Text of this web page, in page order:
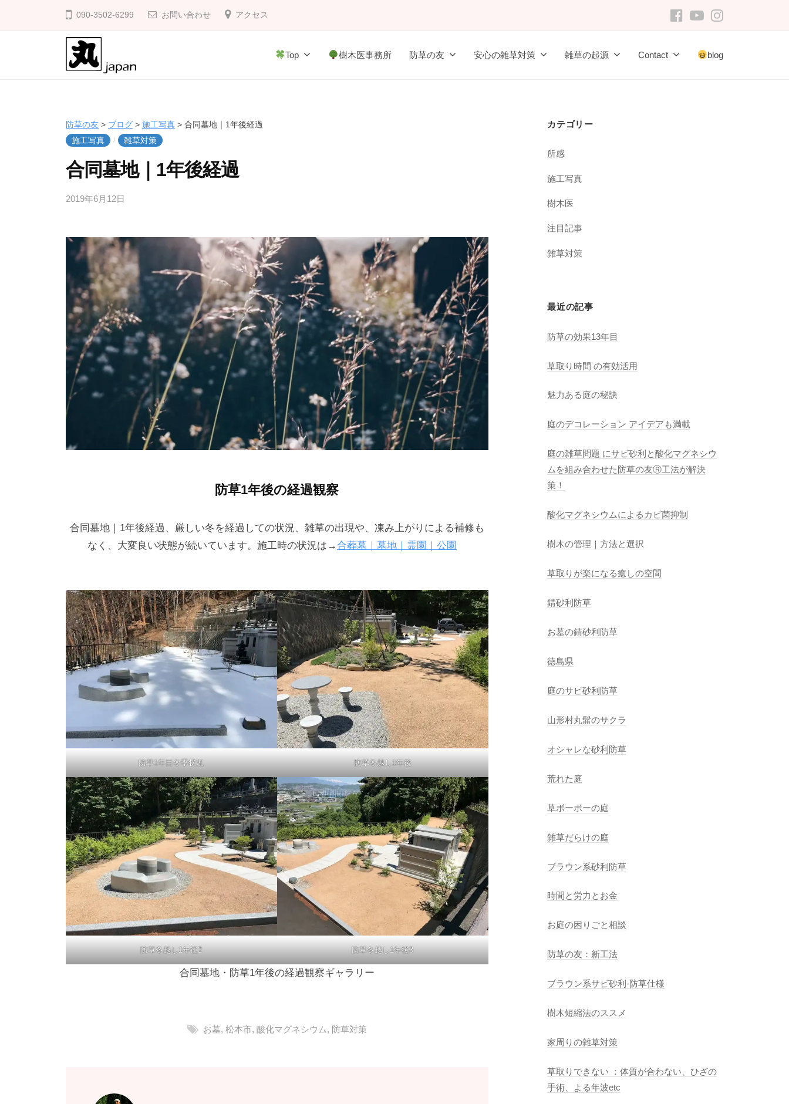
090-3502-6299 お問い合わせ アクセス FB youtubeInstagram
の
友
草
策
防
の
友
Top 樹木医事務所 防草の友 安心の雑草対策 雑草の起源 Contact blog
防草の友 > ブログ > 施工写真 > 合同墓地｜1年後経過
施工写真
/ 雑草対策
合同墓地｜1年後経過
2019年6月12日
a
k
m
a
r
u
7
の
コ
ン
ト
防草1年後の経過観察
合同墓地｜1年後経過、厳しい冬を経過しての状況、雑草の出現や、凍み上がりによる補修も
なく、大変良い状態が続いています。施工時の状況は→合葬墓｜墓地｜霊園｜公園
防草1年目冬季状況 防草冬越し1年後
防草冬越し1年後2 防草冬越し1年後3
合同墓地・防草1年後の経過観察ギャラリー
お墓, 松本市, 酸化マグネシウム, 防草対策
カテゴリー
所感
施工写真
樹木医
注目記事
雑草対策
最近の記事
防草の効果13年目
草取り時間 の有効活用
魅力ある庭の秘訣
庭のデコレーション アイデアも満載
庭の雑草問題 にサビ砂利と酸化マグネシウ
ムを組み合わせた防草の友Ⓡ工法が解決
策！
酸化マグネシウムによるカビ菌抑制
樹木の管理｜方法と選択
草取りが楽になる癒しの空間
錆砂利防草
お墓の錆砂利防草
徳島県
庭のサビ砂利防草
山形村丸髷のサクラ
オシャレな砂利防草
荒れた庭
草ボーボーの庭
雑草だらけの庭
ブラウン系砂利防草
時間と労力とお金
お庭の困りごと相談
防草の友：新工法
ブラウン系サビ砂利-防草仕様
樹木短縮法のススメ
家周りの雑草対策
草取りできない ：体質が合わない、ひざの
手術、よる年波etc
草
の
友